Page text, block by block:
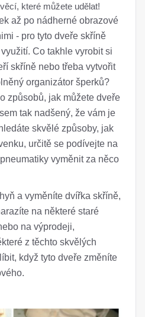
které můžete udělat!
až po nádherné obrazové
- pro tyto dveře skříně
Co takhle vyrobit si
skříně nebo třeba vytvořit
organizátor šperků?
způsobů, jak můžete dveře
tak nadšený, že vám je
skvělé způsoby, jak
určitě se podívejte na
vyměnit za něco
a vyměníte dvířka skříně,
na některé staré
na výprodeji,
z těchto skvělých
když tyto dveře změníte